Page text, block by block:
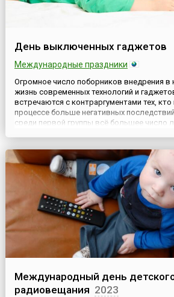
День выключенных гаджетов
Международные праздники
Огромное число поборников внедрения в
жизнь современных технологий и
встречаются с контраргументами тех,
процессе больше негативных
среди первой группы всё большее число
и изменил его, что сформиро...
Международный день
радиовещания 2023